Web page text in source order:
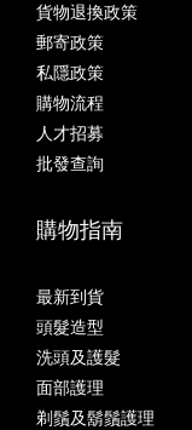
貨物退換政策
郵寄政策
私隱政策
購物流程
人才招募
批發查詢
購物指南
最新到貨
頭髮造型
洗頭及護髮
面部護理
剃鬚及鬍鬚護理